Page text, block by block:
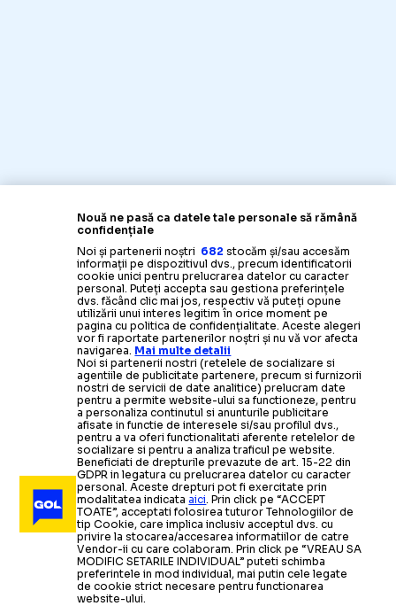
EUROPA LEAGUE
MOMENTE DE PANICĂ LA KUPS-CRAIOVA FOTO.Abia
Nouă ne pasă ca datele tale personale să rămână
confidențiale
Noi și partenerii noștri 682 stocăm și/sau accesăm
informații pe dispozitivul dvs., precum identificatorii
cookie unici pentru prelucrarea datelor cu caracter
personal. Puteți accepta sau gestiona preferințele
dvs. făcând clic mai jos, respectiv vă puteți opune
utilizării unui interes legitim în orice moment pe
pagina cu politica de confidențialitate. Aceste alegeri
vor fi raportate partenerilor noștri și nu vă vor afecta
navigarea. Mai multe detalii
Noi si partenerii nostri (retelele de socializare si
agentiile de publicitate partenere, precum si furnizorii
nostri de servicii de date analitice) prelucram date
pentru a permite website-ului sa functioneze, pentru
a personaliza continutul si anunturile publicitare
afisate in functie de interesele si/sau profilul dvs.,
pentru a va oferi functionalitati aferente retelelor de
socializare si pentru a analiza traficul pe website.
Beneficiati de drepturile prevazute de art. 15-22 din
GDPR in legatura cu prelucrarea datelor cu caracter
personal. Aceste drepturi pot fi exercitate prin
modalitatea indicataaici. Prin click pe “ACCEPT
TOATE”, acceptati folosirea tuturor Tehnologiilor de
tip Cookie, care implica inclusiv acceptul dvs. cu
privire la stocarea/accesarea informatiilor de catre
Vendor-ii cu care colaboram. Prin click pe “VREAU SA
MODIFIC SETARILE INDIVIDUAL” puteti schimba
preferintele in mod individual, mai putin cele legate
de cookie strict necesare pentru functionarea
website-ului.